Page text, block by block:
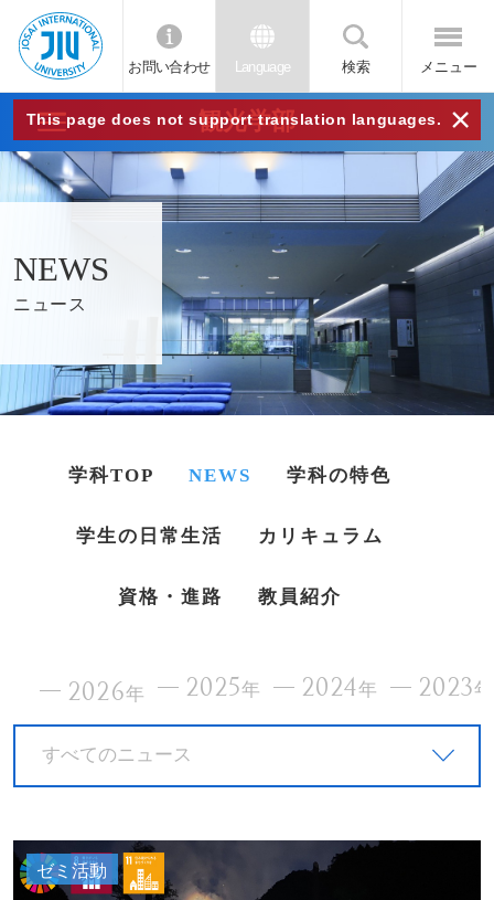
JIU
城西
大学
お問い合わせ Language 検索 メニュー
This page does not support translation languages. ×
観光学部
NEWS
ニュース
学科TOP NEWS 学科の特色
学生の日常生活 カリキュラム
資格・進路 教員紹介
2026年 2025年 2024年 2023年
すべてのニュース
ゼミ活動